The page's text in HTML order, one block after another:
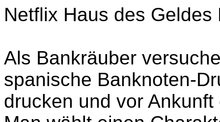
Netflix Haus des Geldes
Als Bankräuber
spanische Banknoten-
drucken und vor